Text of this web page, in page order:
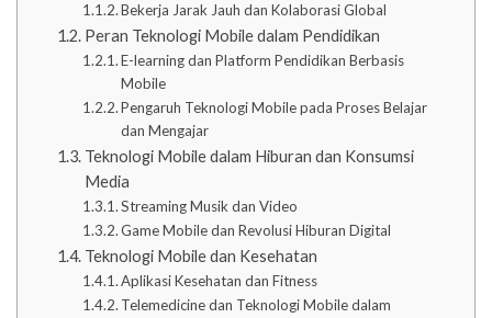
Bekerja Jarak Jauh dan Kolaborasi Global
Peran Teknologi Mobile dalam Pendidikan
E-learning dan Platform Pendidikan Berbasis
Mobile
Pengaruh Teknologi Mobile pada Proses Belajar
dan Mengajar
Teknologi Mobile dalam Hiburan dan Konsumsi
Media
Streaming Musik dan Video
Game Mobile dan Revolusi Hiburan Digital
Teknologi Mobile dan Kesehatan
Aplikasi Kesehatan dan Fitness
Telemedicine dan Teknologi Mobile dalam